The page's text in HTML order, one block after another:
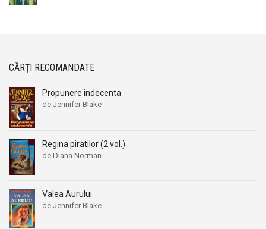
CĂRȚI RECOMANDATE
Propunere indecenta
de Jennifer Blake
Regina piratilor (2 vol.)
de Diana Norman
Valea Aurului
de Jennifer Blake